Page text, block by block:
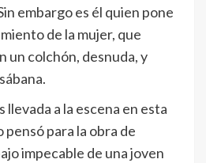
embargo es él quien pone
de la mujer, que
un colchón, desnuda, y
llevada a la escena en esta
para la obra de
impecable de una joven